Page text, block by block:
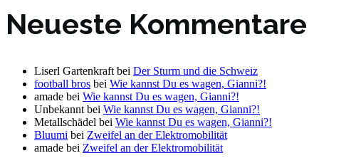
Neueste Kommentare
Liserl Gartenkraft bei Der Sturm und die Schweiz
football bros bei Wie kannst Du es wagen, Gianni?!
amade bei Wie kannst Du es wagen, Gianni?!
Unbekannt bei Wie kannst Du es wagen, Gianni?!
Metallschädel bei Wie kannst Du es wagen, Gianni?!
Bluumi bei Zweifel an der Elektromobilität
amade bei Zweifel an der Elektromobilität